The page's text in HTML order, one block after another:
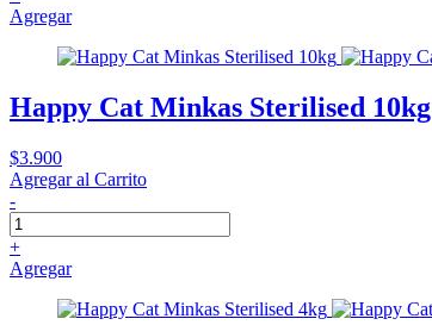
Agregar
Happy Cat Minkas Sterilised 10kg
$3.900
Agregar al Carrito
-
+
Agregar